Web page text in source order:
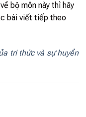
bộ môn này thì hãy
bài viết tiếp theo
tri thức và sự huyền